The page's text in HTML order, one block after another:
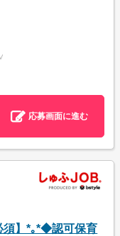
応募画面に進む
須】*｡*◆認可保育